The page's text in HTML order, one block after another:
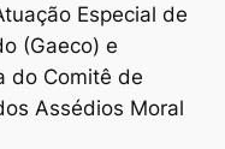
Especial de
(Gaeco) e
do Comitê de
Assédios Moral